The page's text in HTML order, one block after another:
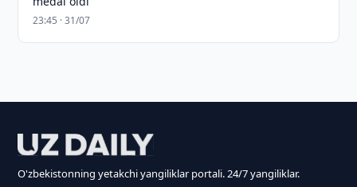
23:45 · 31/07
O'zbekistonning yetakchi yangiliklar portali. 24/7 yangiliklar.